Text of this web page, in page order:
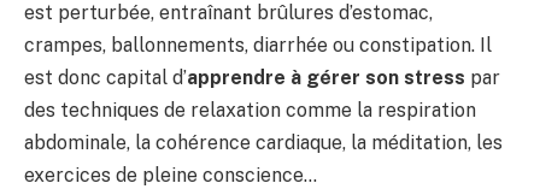
est perturbée, entraînant brûlures d’estomac,
crampes, ballonnements, diarrhée ou constipation. Il
est donc capital d’apprendre à gérer son stress par
des techniques de relaxation comme la respiration
abdominale, la cohérence cardiaque, la méditation, les
exercices de pleine conscience…